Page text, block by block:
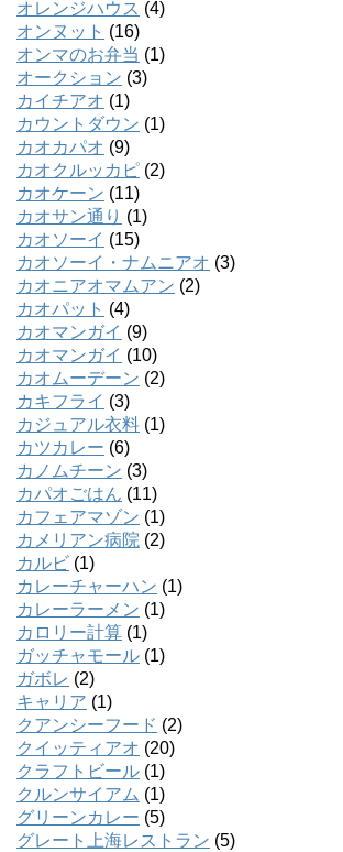
オレンジハウス (4)
オンヌット (16)
オンマのお弁当 (1)
オークション (3)
カイチアオ (1)
カウントダウン (1)
カオカパオ (9)
カオクルッカピ (2)
カオケーン (11)
カオサン通り (1)
カオソーイ (15)
カオソーイ・ナムニアオ (3)
カオニアオマムアン (2)
カオパット (4)
カオマンガイ (9)
カオマンガイ (10)
カオムーデーン (2)
カキフライ (3)
カジュアル衣料 (1)
カツカレー (6)
カノムチーン (3)
カパオごはん (11)
カフェアマゾン (1)
カメリアン病院 (2)
カルビ (1)
カレーチャーハン (1)
カレーラーメン (1)
カロリー計算 (1)
ガッチャモール (1)
ガボレ (2)
キャリア (1)
クアンシーフード (2)
クイッティアオ (20)
クラフトビール (1)
クルンサイアム (1)
グリーンカレー (5)
グレート上海レストラン (5)